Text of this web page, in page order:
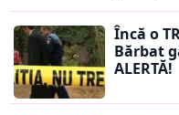
Încă o
Bărbat
ALERTĂ!